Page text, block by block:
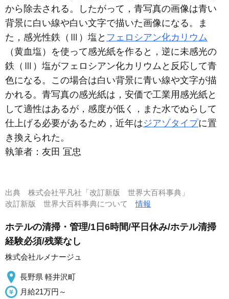
から除去される。したがって，青写真の画像は青い
背景に白い線や白い文字で描いた画像になる。ま
た，感光性鉄（Ⅲ）塩と フェロシアン化カリウム
（黄血塩）を使って感光紙を作ると，逆に未感光の
鉄（Ⅲ）塩がフェロシアン化カリウムと反応して青
色になる。この場合は白い背景に青い線や文字が描
かれる。青写真の感光紙は，安価で工業用感光紙と
して適性はあるが，感度が低く，また水でぬらして
仕上げる必要があるため，近年はジアゾタイプに置
き換えられた。
執筆者： 友田 冝忠
出典 株式会社平凡社「改訂新版 世界大百科事典」
改訂新版 世界大百科事典について情報
ホテルの清掃・管理/1日6時間/平日休み/ホテル清掃
経験必須/残業なし
株式会社ルメナージュ
長野県 軽井沢町
月給21万円～